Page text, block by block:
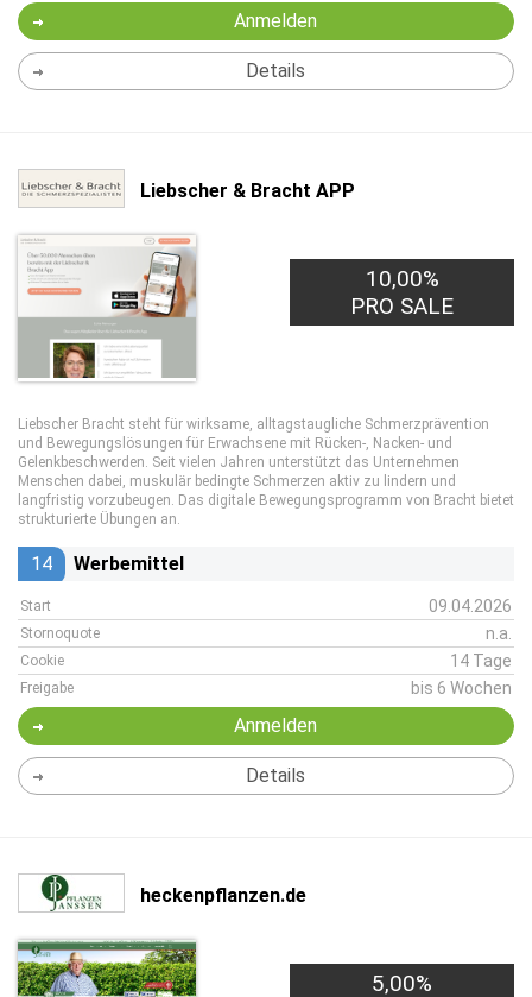
Anmelden
Details
Liebscher & Bracht APP
10,00%
PRO SALE
Liebscher Bracht steht für wirksame, alltagstaugliche Schmerzprävention
und Bewegungslösungen für Erwachsene mit Rücken-, Nacken- und
Gelenkbeschwerden. Seit vielen Jahren unterstützt das Unternehmen
Menschen dabei, muskulär bedingte Schmerzen aktiv zu lindern und
langfristig vorzubeugen. Das digitale Bewegungsprogramm von Bracht bietet
strukturierte Übungen an.
14 Werbemittel
Start 09.04.2026
Stornoquote n.a.
Cookie 14 Tage
Freigabe bis 6 Wochen
Anmelden
Details
heckenpflanzen.de
5,00%